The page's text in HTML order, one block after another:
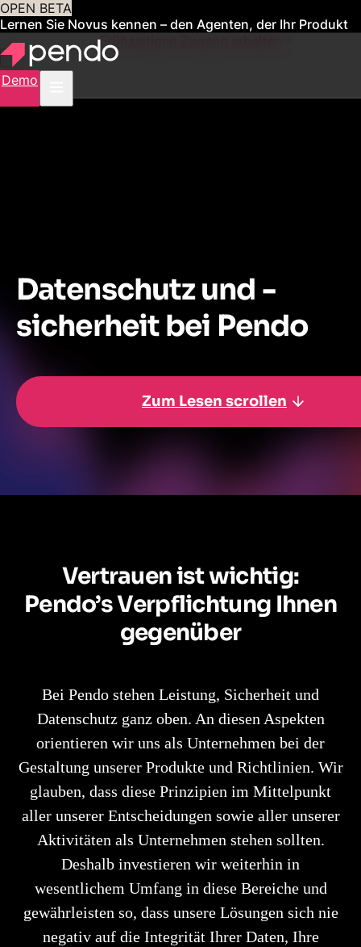
OPEN BETA
Lernen Sie Novus kennen – den Agenten, der Ihr Produkt
für Sie verwaltetFrühzeitigen Zugang erhalten
Demo
Datenschutz und -
sicherheit bei Pendo
Zum Lesen scrollen
Vertrauen ist wichtig:
Pendo’s Verpflichtung Ihnen
gegenüber
Bei Pendo stehen Leistung, Sicherheit und
Datenschutz ganz oben. An diesen Aspekten
orientieren wir uns als Unternehmen bei der
Gestaltung unserer Produkte und Richtlinien. Wir
glauben, dass diese Prinzipien im Mittelpunkt
aller unserer Entscheidungen sowie aller unserer
Aktivitäten als Unternehmen stehen sollten.
Deshalb investieren wir weiterhin in
wesentlichem Umfang in diese Bereiche und
gewährleisten so, dass unsere Lösungen sich nie
negativ auf die Integrität Ihrer Daten, Ihre